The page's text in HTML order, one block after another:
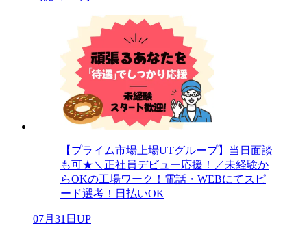
【プライム市場上場UTグループ】当日面談
も可★＼正社員デビュー応援！／未経験か
らOKの工場ワーク！電話・WEBにてスピ
ード選考！日払いOK
07月31日UP